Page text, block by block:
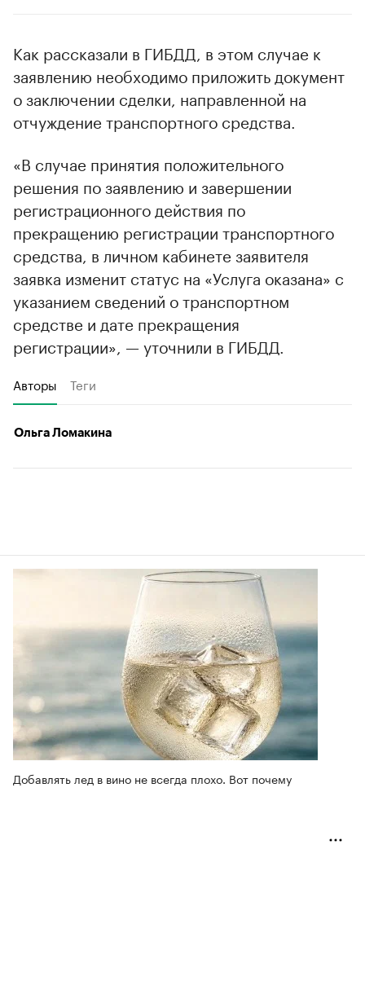
Как рассказали в ГИБДД, в этом случае к
заявлению необходимо приложить документ
о заключении сделки, направленной на
отчуждение транспортного средства.
«В случае принятия положительного
решения по заявлению и завершении
регистрационного действия по
прекращению регистрации транспортного
средства, в личном кабинете заявителя
заявка изменит статус на «Услуга оказана» с
указанием сведений о транспортном
средстве и дате прекращения
регистрации», — уточнили в ГИБДД.
Авторы Теги
Ольга Ломакина
Добавлять лед в вино не всегда плохо. Вот почему